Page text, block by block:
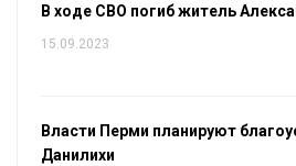
В ходе СВО погиб житель
15.09.2023
Власти Перми планируют
Данилихи